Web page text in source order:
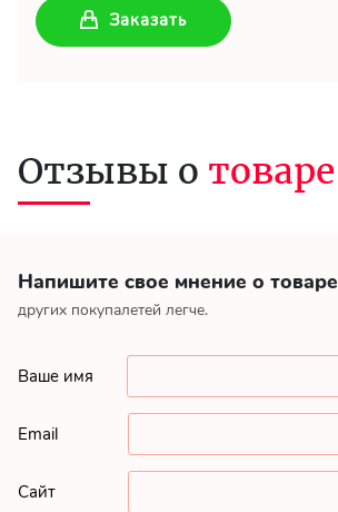
Заказать
Напишите свое мнение о товаре
других покупалетей легче.
Ваше имя
Email
Сайт
Отзывы о товаре